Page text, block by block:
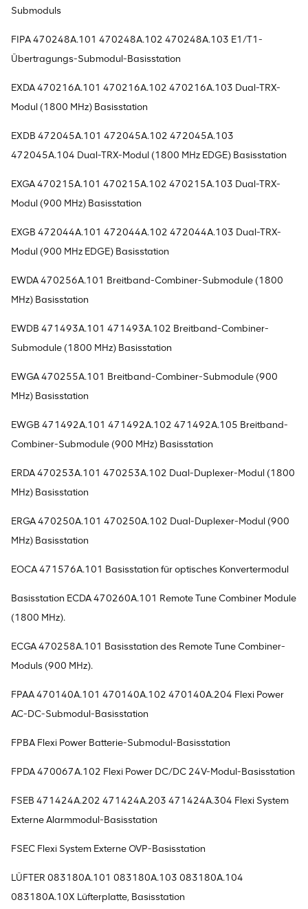
Submoduls
FIPA 470248A.101 470248A.102 470248A.103 E1/T1-
Übertragungs-Submodul-Basisstation
EXDA 470216A.101 470216A.102 470216A.103 Dual-TRX-
Modul (1800 MHz) Basisstation
EXDB 472045A.101 472045A.102 472045A.103
472045A.104 Dual-TRX-Modul (1800 MHz EDGE) Basisstation
EXGA 470215A.101 470215A.102 470215A.103 Dual-TRX-
Modul (900 MHz) Basisstation
EXGB 472044A.101 472044A.102 472044A.103 Dual-TRX-
Modul (900 MHz EDGE) Basisstation
EWDA 470256A.101 Breitband-Combiner-Submodule (1800
MHz) Basisstation
EWDB 471493A.101 471493A.102 Breitband-Combiner-
Submodule (1800 MHz) Basisstation
EWGA 470255A.101 Breitband-Combiner-Submodule (900
MHz) Basisstation
EWGB 471492A.101 471492A.102 471492A.105 Breitband-
Combiner-Submodule (900 MHz) Basisstation
ERDA 470253A.101 470253A.102 Dual-Duplexer-Modul (1800
MHz) Basisstation
ERGA 470250A.101 470250A.102 Dual-Duplexer-Modul (900
MHz) Basisstation
EOCA 471576A.101 Basisstation für optisches Konvertermodul
Basisstation ECDA 470260A.101 Remote Tune Combiner Module
(1800 MHz).
ECGA 470258A.101 Basisstation des Remote Tune Combiner-
Moduls (900 MHz).
FPAA 470140A.101 470140A.102 470140A.204 Flexi Power
AC-DC-Submodul-Basisstation
FPBA Flexi Power Batterie-Submodul-Basisstation
FPDA 470067A.102 Flexi Power DC/DC 24V-Modul-Basisstation
FSEB 471424A.202 471424A.203 471424A.304 Flexi System
Externe Alarmmodul-Basisstation
FSEC Flexi System Externe OVP-Basisstation
LÜFTER 083180A.101 083180A.103 083180A.104
083180A.10X Lüfterplatte, Basisstation